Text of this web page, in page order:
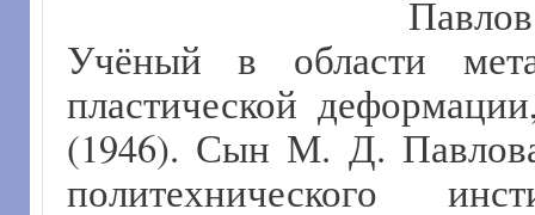
Учёный в области
пластической
(1946). Сын М. Д.
политехнического